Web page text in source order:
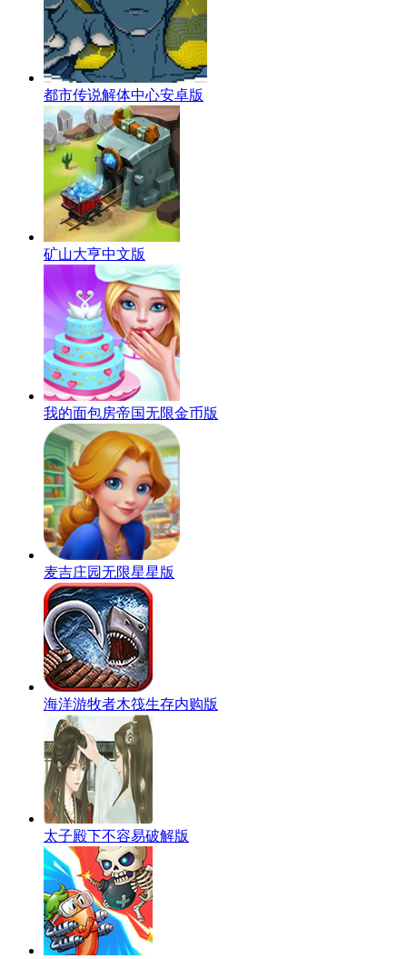
都市传说解体中心安卓版
矿山大亨中文版
我的面包房帝国无限金币版
麦吉庄园无限星星版
海洋游牧者木筏生存内购版
太子殿下不容易破解版